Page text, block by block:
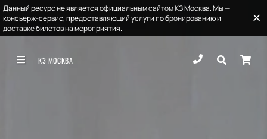
Данный ресурс не является официальным сайтом КЗ Москва. Мы —
консьерж-сервис, предоставляющий услуги по бронированию и
доставке билетов на мероприятия.
КЗ МОСКВА